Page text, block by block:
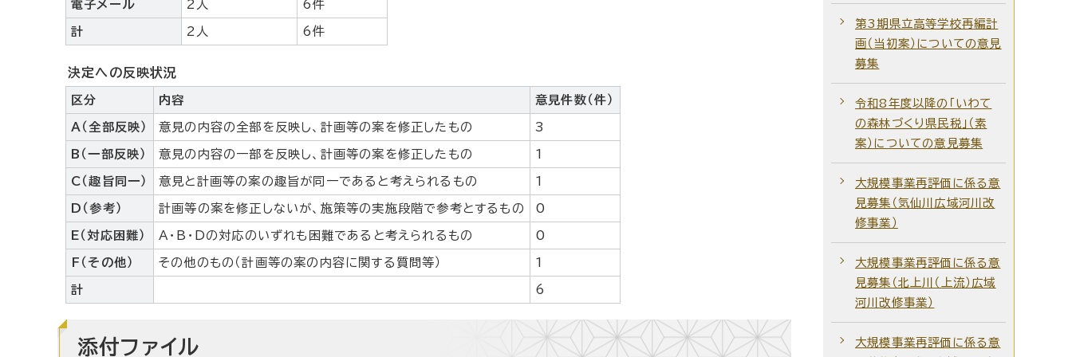
電子メール 2人 6件
計 2人 6件
決定への反映状況
区分 内容 意見件数（件）
A（全部反映） 意見の内容の全部を反映し、計画等の案を修正したもの 3
B（一部反映） 意見の内容の一部を反映し、計画等の案を修正したもの 1
C（趣旨同一） 意見と計画等の案の趣旨が同一であると考えられるもの 1
D（参考） 計画等の案を修正しないが、施策等の実施段階で参考とするもの 0
E（対応困難） A・B・Dの対応のいずれも困難であると考えられるもの 0
F（その他） その他のもの（計画等の案の内容に関する質問等） 1
計 6
添付ファイル
第3期県立高等学校再編計
画（当初案）についての意見
募集
令和8年度以降の「いわて
の森林づくり県民税」（素
案）についての意見募集
大規模事業再評価に係る意
見募集（気仙川広域河川改
修事業）
大規模事業再評価に係る意
見募集（北上川（上流）広域
河川改修事業）
大規模事業再評価に係る意